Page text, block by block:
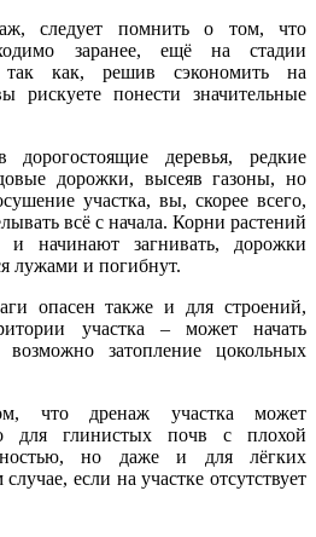
следует помнить о том, что
заранее, ещё на стадии
так как, решив сэкономить на
рискуете понести значительные
деревья, редкие
дорожки, высеяв газоны, но
участка, вы, скорее всего,
всё с начала. Корни растений
и начинают загнивать, дорожки
лужами и погибнут.
опасен также и для строений,
участка – может начать
возможно затопление цокольных
что дренаж участка может
для глинистых почв с плохой
но даже и для лёгких
если на участке отсутствует